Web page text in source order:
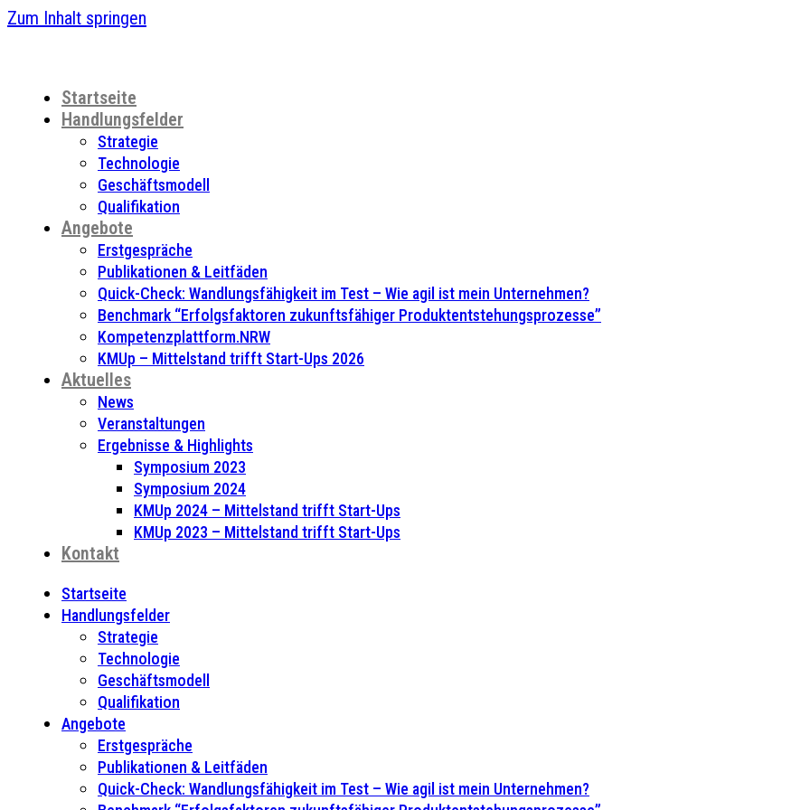
Zum Inhalt springen
Startseite
Handlungsfelder
Strategie
Technologie
Geschäftsmodell
Qualifikation
Angebote
Erstgespräche
Publikationen & Leitfäden
Quick-Check: Wandlungsfähigkeit im Test – Wie agil ist mein Unternehmen?
Benchmark “Erfolgsfaktoren zukunftsfähiger Produktentstehungsprozesse”
Kompetenzplattform.NRW
KMUp – Mittelstand trifft Start-Ups 2026
Aktuelles
News
Veranstaltungen
Ergebnisse & Highlights
Symposium 2023
Symposium 2024
KMUp 2024 – Mittelstand trifft Start-Ups
KMUp 2023 – Mittelstand trifft Start-Ups
Kontakt
Startseite
Handlungsfelder
Strategie
Technologie
Geschäftsmodell
Qualifikation
Angebote
Erstgespräche
Publikationen & Leitfäden
Quick-Check: Wandlungsfähigkeit im Test – Wie agil ist mein Unternehmen?